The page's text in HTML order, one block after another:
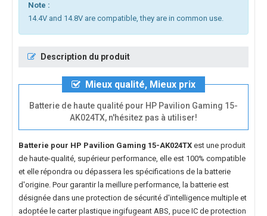
Note :
14.4V and 14.8V are compatible, they are in common use.
Description du produit
Mieux qualité, Mieux prix
Batterie de haute qualité pour HP Pavilion Gaming 15-
AK024TX, n'hésitez pas à utiliser!
Batterie pour HP Pavilion Gaming 15-AK024TX est une produit
de haute-qualité, supérieur performance, elle est 100% compatible
et elle répondra ou dépassera les spécifications de la batterie
d'origine. Pour garantir la meillure performance, la batterie est
désignée dans une protection de sécurité d'intelligence multiple et
adoptée le carter plastique ingifugeant ABS, puce IC de protection